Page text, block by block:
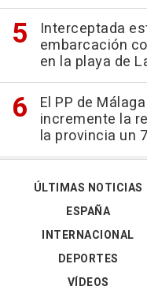
Interceptada
embarcación
en la playa de
El PP de
incremente la
la provincia un
ÚLTIMAS NOTICIAS
ESPAÑA
INTERNACIONAL
DEPORTES
VÍDEOS